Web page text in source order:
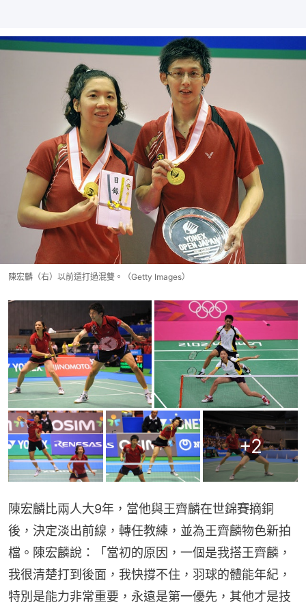
陳宏麟（右）以前還打過混雙。（Getty Images）
+2
陳宏麟比兩人大9年，當他與王齊麟在世錦賽摘銅
後，決定淡出前線，轉任教練，並為王齊麟物色新拍
檔。陳宏麟說：「當初的原因，一個是我搭王齊麟，
我很清楚打到後面，我快撐不住，羽球的體能年紀，
特別是能力非常重要，永遠是第一優先，其他才是技